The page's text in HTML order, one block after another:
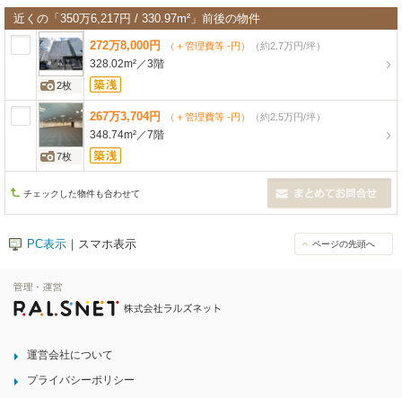
近くの「350万6,217円 / 330.97m²」前後の物件
2枚
272万8,000円 （＋管理費等 -円） （約2.7万円/坪）
328.02m²／3階
7枚
267万3,704円 （＋管理費等 -円） （約2.5万円/坪）
348.74m²／7階
チェックした物件も合わせて
PC表示 ｜スマホ表示 ページの先頭へ
運営会社について
プライバシーポリシー